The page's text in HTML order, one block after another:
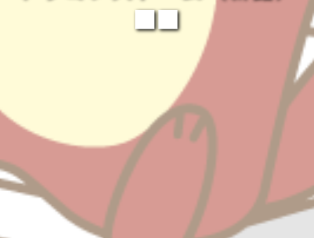
■■